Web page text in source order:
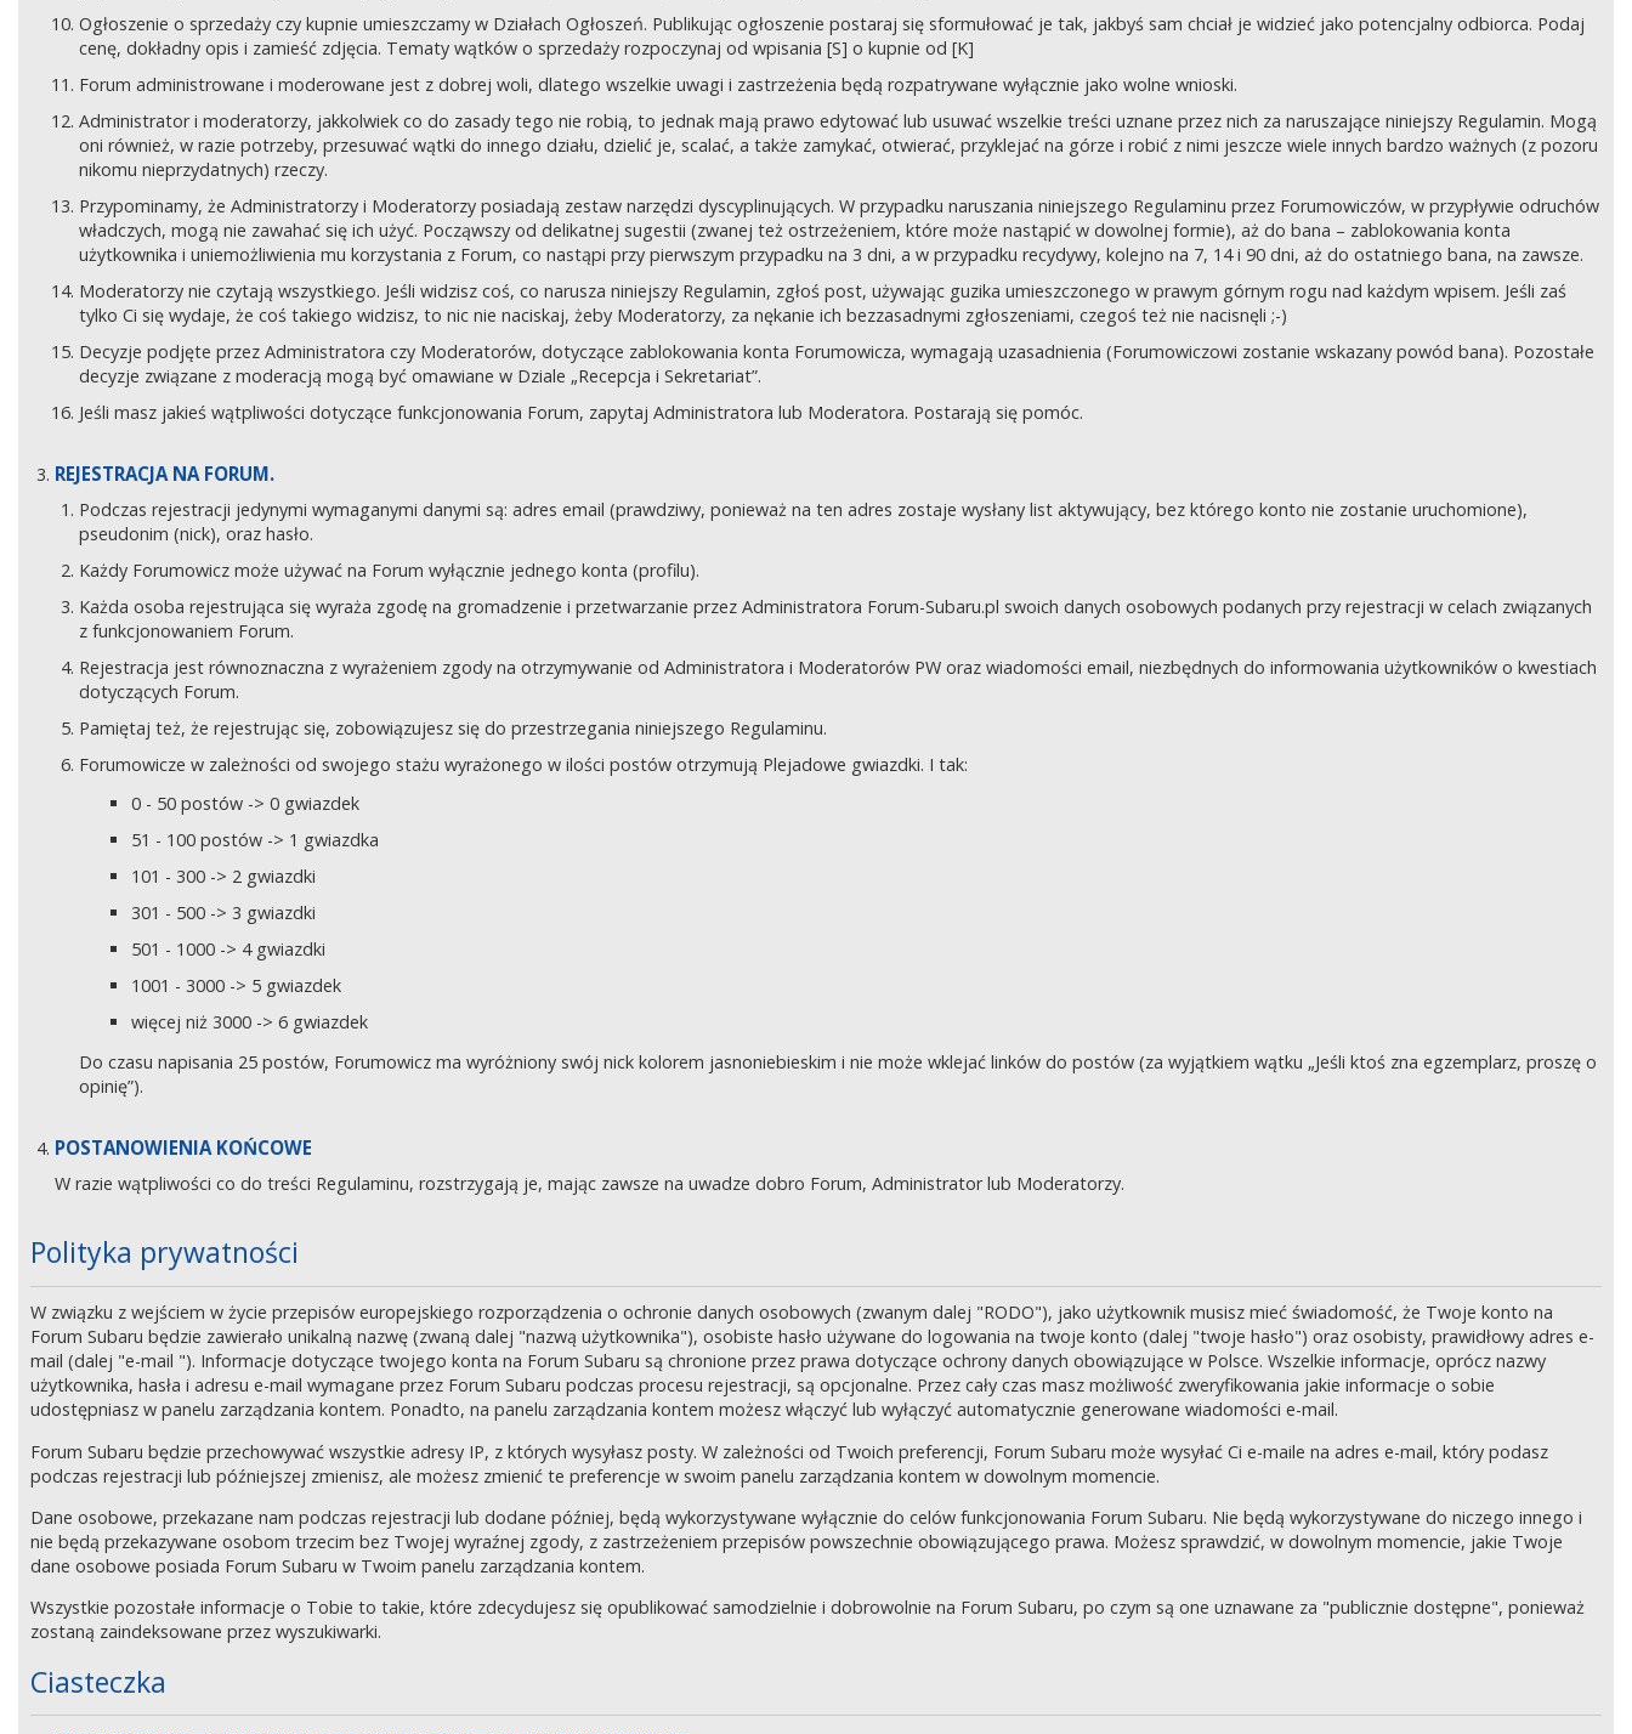
Ogłoszenie o sprzedaży czy kupnie umieszczamy w Działach Ogłoszeń. Publikując ogłoszenie postaraj się sformułować je tak, jakbyś sam chciał je widzieć jako potencjalny odbiorca. Podaj
cenę, dokładny opis i zamieść zdjęcia. Tematy wątków o sprzedaży rozpoczynaj od wpisania [S] o kupnie od [K]
Forum administrowane i moderowane jest z dobrej woli, dlatego wszelkie uwagi i zastrzeżenia będą rozpatrywane wyłącznie jako wolne wnioski.
Administrator i moderatorzy, jakkolwiek co do zasady tego nie robią, to jednak mają prawo edytować lub usuwać wszelkie treści uznane przez nich za naruszające niniejszy Regulamin. Mogą
oni również, w razie potrzeby, przesuwać wątki do innego działu, dzielić je, scalać, a także zamykać, otwierać, przyklejać na górze i robić z nimi jeszcze wiele innych bardzo ważnych (z pozoru
nikomu nieprzydatnych) rzeczy.
Przypominamy, że Administratorzy i Moderatorzy posiadają zestaw narzędzi dyscyplinujących. W przypadku naruszania niniejszego Regulaminu przez Forumowiczów, w przypływie odruchów
władczych, mogą nie zawahać się ich użyć. Począwszy od delikatnej sugestii (zwanej też ostrzeżeniem, które może nastąpić w dowolnej formie), aż do bana – zablokowania konta
użytkownika i uniemożliwienia mu korzystania z Forum, co nastąpi przy pierwszym przypadku na 3 dni, a w przypadku recydywy, kolejno na 7, 14 i 90 dni, aż do ostatniego bana, na zawsze.
Moderatorzy nie czytają wszystkiego. Jeśli widzisz coś, co narusza niniejszy Regulamin, zgłoś post, używając guzika umieszczonego w prawym górnym rogu nad każdym wpisem. Jeśli zaś
tylko Ci się wydaje, że coś takiego widzisz, to nic nie naciskaj, żeby Moderatorzy, za nękanie ich bezzasadnymi zgłoszeniami, czegoś też nie nacisnęli ;-)
Decyzje podjęte przez Administratora czy Moderatorów, dotyczące zablokowania konta Forumowicza, wymagają uzasadnienia (Forumowiczowi zostanie wskazany powód bana). Pozostałe
decyzje związane z moderacją mogą być omawiane w Dziale „Recepcja i Sekretariat”.
Jeśli masz jakieś wątpliwości dotyczące funkcjonowania Forum, zapytaj Administratora lub Moderatora. Postarają się pomóc.
REJESTRACJA NA FORUM.
Podczas rejestracji jedynymi wymaganymi danymi są: adres email (prawdziwy, ponieważ na ten adres zostaje wysłany list aktywujący, bez którego konto nie zostanie uruchomione),
pseudonim (nick), oraz hasło.
Każdy Forumowicz może używać na Forum wyłącznie jednego konta (profilu).
Każda osoba rejestrująca się wyraża zgodę na gromadzenie i przetwarzanie przez Administratora Forum-Subaru.pl swoich danych osobowych podanych przy rejestracji w celach związanych
z funkcjonowaniem Forum.
Rejestracja jest równoznaczna z wyrażeniem zgody na otrzymywanie od Administratora i Moderatorów PW oraz wiadomości email, niezbędnych do informowania użytkowników o kwestiach
dotyczących Forum.
Pamiętaj też, że rejestrując się, zobowiązujesz się do przestrzegania niniejszego Regulaminu.
Forumowicze w zależności od swojego stażu wyrażonego w ilości postów otrzymują Plejadowe gwiazdki. I tak:
0 - 50 postów -> 0 gwiazdek
51 - 100 postów -> 1 gwiazdka
101 - 300 -> 2 gwiazdki
301 - 500 -> 3 gwiazdki
501 - 1000 -> 4 gwiazdki
1001 - 3000 -> 5 gwiazdek
więcej niż 3000 -> 6 gwiazdek
Do czasu napisania 25 postów, Forumowicz ma wyróżniony swój nick kolorem jasnoniebieskim i nie może wklejać linków do postów (za wyjątkiem wątku „Jeśli ktoś zna egzemplarz, proszę o
opinię”).
POSTANOWIENIA KOŃCOWE
W razie wątpliwości co do treści Regulaminu, rozstrzygają je, mając zawsze na uwadze dobro Forum, Administrator lub Moderatorzy.
Polityka prywatności
W związku z wejściem w życie przepisów europejskiego rozporządzenia o ochronie danych osobowych (zwanym dalej "RODO"), jako użytkownik musisz mieć świadomość, że Twoje konto na
Forum Subaru będzie zawierało unikalną nazwę (zwaną dalej "nazwą użytkownika"), osobiste hasło używane do logowania na twoje konto (dalej "twoje hasło") oraz osobisty, prawidłowy adres e-
mail (dalej "e-mail "). Informacje dotyczące twojego konta na Forum Subaru są chronione przez prawa dotyczące ochrony danych obowiązujące w Polsce. Wszelkie informacje, oprócz nazwy
użytkownika, hasła i adresu e-mail wymagane przez Forum Subaru podczas procesu rejestracji, są opcjonalne. Przez cały czas masz możliwość zweryfikowania jakie informacje o sobie
udostępniasz w panelu zarządzania kontem. Ponadto, na panelu zarządzania kontem możesz włączyć lub wyłączyć automatycznie generowane wiadomości e-mail.
Forum Subaru będzie przechowywać wszystkie adresy IP, z których wysyłasz posty. W zależności od Twoich preferencji, Forum Subaru może wysyłać Ci e-maile na adres e-mail, który podasz
podczas rejestracji lub późniejszej zmienisz, ale możesz zmienić te preferencje w swoim panelu zarządzania kontem w dowolnym momencie.
Dane osobowe, przekazane nam podczas rejestracji lub dodane później, będą wykorzystywane wyłącznie do celów funkcjonowania Forum Subaru. Nie będą wykorzystywane do niczego innego i
nie będą przekazywane osobom trzecim bez Twojej wyraźnej zgody, z zastrzeżeniem przepisów powszechnie obowiązującego prawa. Możesz sprawdzić, w dowolnym momencie, jakie Twoje
dane osobowe posiada Forum Subaru w Twoim panelu zarządzania kontem.
Wszystkie pozostałe informacje o Tobie to takie, które zdecydujesz się opublikować samodzielnie i dobrowolnie na Forum Subaru, po czym są one uznawane za "publicznie dostępne", ponieważ
zostaną zaindeksowane przez wyszukiwarki.
Ciasteczka